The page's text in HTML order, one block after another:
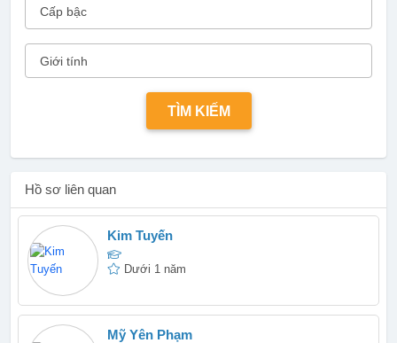
Hồ sơ liên quan
Kim Tuyến
Dưới 1 năm
Mỹ Yên Phạm